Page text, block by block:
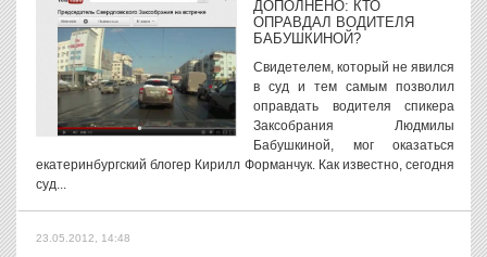
ДОПОЛНЕНО: КТО
ОПРАВДАЛ ВОДИТЕЛЯ
БАБУШКИНОЙ?
Свидетелем, который не явился
в суд и тем самым позволил
оправдать водителя спикера
Заксобрания Людмилы
Бабушкиной, мог оказаться
екатеринбургский блогер Кирилл Форманчук. Как известно, сегодня
суд...
23.05.2012, 14:48